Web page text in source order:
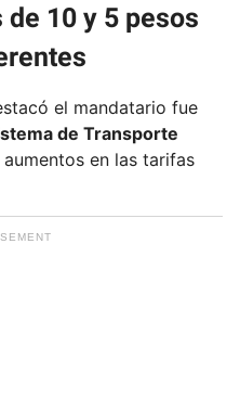
10 y 5 pesos
el mandatario fue
de Transporte
en las tarifas